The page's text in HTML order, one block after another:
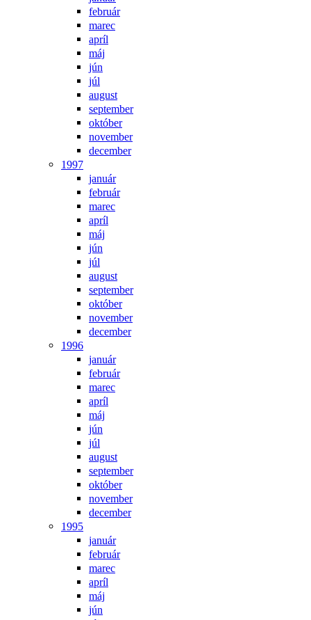
február
marec
apríl
máj
jún
júl
august
september
október
november
december
1997
január
február
marec
apríl
máj
jún
júl
august
september
október
november
december
1996
január
február
marec
apríl
máj
jún
júl
august
september
október
november
december
1995
január
február
marec
apríl
máj
jún